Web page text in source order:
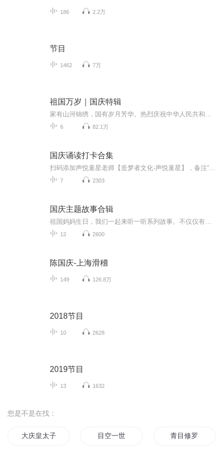
186 2.2万
节目
1462 7万
祖国万岁｜国庆特辑
6 82.1万
国庆诵读打卡合集
7 2303
国庆主题故事合辑
12 2600
陈国庆-上海滑稽
149 126.8万
2018节目
10 2628
2019节目
13 1632
您是不是在找：
大庆皇太子 目空一世 青目修罗